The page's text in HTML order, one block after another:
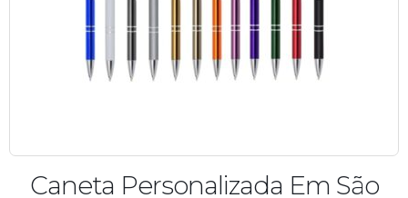
Caneta Personalizada Em São